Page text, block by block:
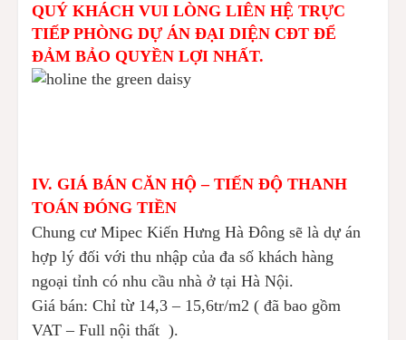
QUÝ KHÁCH VUI LÒNG LIÊN HỆ TRỰC
TIẾP PHÒNG DỰ ÁN ĐẠI DIỆN CĐT ĐỂ
ĐẢM BẢO QUYỀN LỢI NHẤT.
IV. GIÁ BÁN CĂN HỘ – TIẾN ĐỘ THANH
TOÁN ĐÓNG TIỀN
Chung cư Mipec Kiến Hưng Hà Đông sẽ là dự án
hợp lý đối với thu nhập của đa số khách hàng
ngoại tỉnh có nhu cầu nhà ở tại Hà Nội.
Giá bán: Chỉ từ 14,3 – 15,6tr/m2 ( đã bao gồm
VAT – Full nội thất ).